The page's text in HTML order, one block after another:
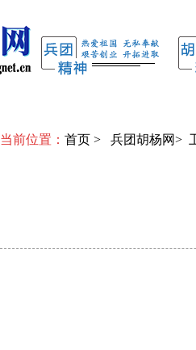
当前位置： 首页 > 兵团胡杨网>